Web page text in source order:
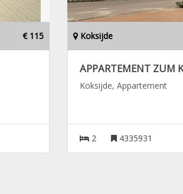
€ 115 Koksijde
APPARTEMENT ZUM
Koksijde, Appartement
2 4335931